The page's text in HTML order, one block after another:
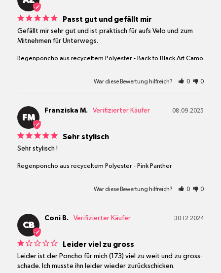
Passt gut und gefällt mir
Gefällt mir sehr gut und ist praktisch für aufs Velo und zum
Mitnehmen für Unterwegs.
Regenponcho aus recyceltem Polyester Back to Black Art Camo
War diese Bewertung hilfreich? 0 0
FM
08.09.2025
Franziska M.
Sehr stylisch
Sehr stylisch !
Regenponcho aus recyceltem Polyester Pink Panther
War diese Bewertung hilfreich? 0 0
CB
30.12.2024
Coni B.
Leider viel zu gross
Leider ist der Poncho für mich (173) viel zu weit und zu gross-
schade. Ich musste ihn leider wieder zurückschicken.